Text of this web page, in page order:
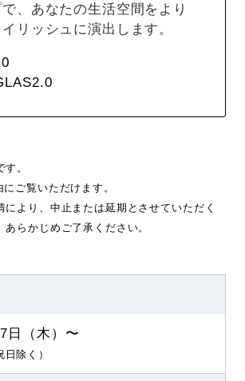
、あなたの生活空間をより
リッシュに演出します。
。
ご覧いただけます。
より、中止または延期とさせていただく
らかじめご了承ください。
日（木）〜
除く）